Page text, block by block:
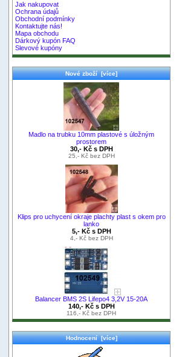
Jak nakupovat
Ochrana údajů
Obchodní podmínky
Kontaktujte nás!
Mapa obchodu
Dárkový kupón FAQ
Slevové kupóny
Nové zboží [více]
Madlo na trubku 10mm plastové s úložným
prostorem
30,- Kč s DPH
25,- Kč bez DPH
Klips pro uchycení okraje plachty plast s okem pro
lanko
5,- Kč s DPH
4,- Kč bez DPH
Balancer BMS 2S Lifepo4 3,2V 15-20A
140,- Kč s DPH
116,- Kč bez DPH
Hodnocení [více]